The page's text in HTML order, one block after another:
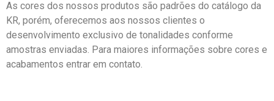
As cores dos nossos produtos são padrões do catálogo da
KR, porém, oferecemos aos nossos clientes o
desenvolvimento exclusivo de tonalidades conforme
amostras enviadas. Para maiores informações sobre cores e
acabamentos entrar em contato.